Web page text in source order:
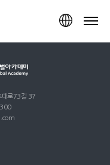
TOP
대로73길 37